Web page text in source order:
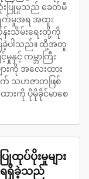
းပြုမှုသည် ခေတ်မီ
ရွက်မှုအရ အထူး
န်းသိမ်းရေးတို့ကို
ြခဲ့ပါသည်။ ထို့အတူ
င့် ကမ္ဘာကြီး
းကို အလေးထား
က် သဟဇာတဖြစ်
ားကို ပိုမိုခိုင်မာစေ
ပ်ပိုးမှုများ
ရရှိခဲ့သည်